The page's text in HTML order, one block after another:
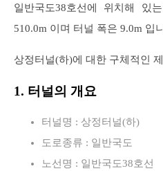
일반국도38호선에 위치해 있
510.0m 이며 터널 폭은 9.0m 입
상정터널(하)에 대한 구체적인
1. 터널의 개요
터널명 : 상정터널(하)
도로종류 : 일반국도
노선명 : 일반국도38호선